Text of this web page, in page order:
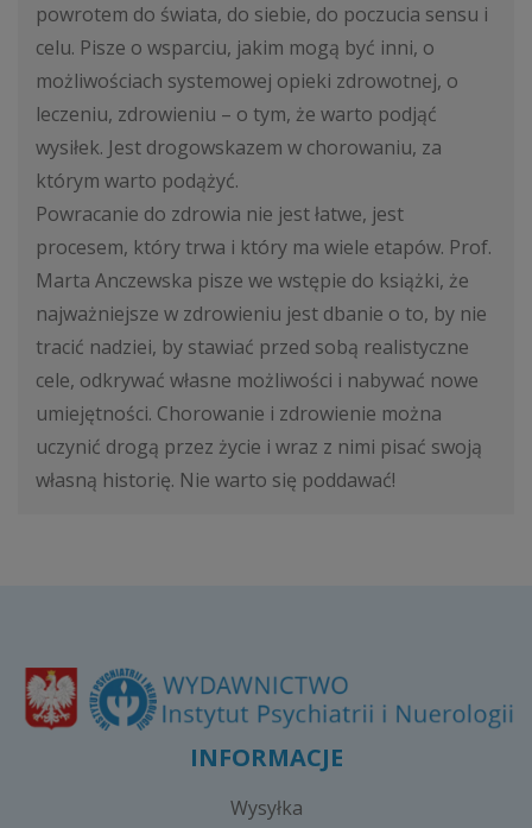
powrotem do świata, do siebie, do poczucia sensu i
celu. Pisze o wsparciu, jakim mogą być inni, o
możliwościach systemowej opieki zdrowotnej, o
leczeniu, zdrowieniu – o tym, że warto podjąć
wysiłek. Jest drogowskazem w chorowaniu, za
którym warto podążyć.
Powracanie do zdrowia nie jest łatwe, jest
procesem, który trwa i który ma wiele etapów. Prof.
Marta Anczewska pisze we wstępie do książki, że
najważniejsze w zdrowieniu jest dbanie o to, by nie
tracić nadziei, by stawiać przed sobą realistyczne
cele, odkrywać własne możliwości i nabywać nowe
umiejętności. Chorowanie i zdrowienie można
uczynić drogą przez życie i wraz z nimi pisać swoją
własną historię. Nie warto się poddawać!
INFORMACJE
Wysyłka